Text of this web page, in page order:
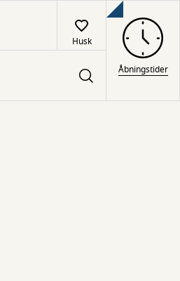
Husk
Åbningstider